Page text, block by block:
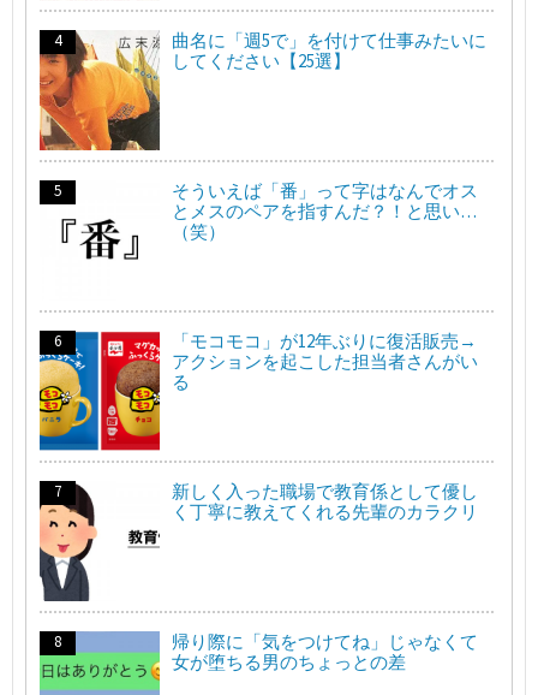
曲名に「週5で」を付けて仕事みたいに
してください【25選】
そういえば「番」って字はなんでオス
とメスのペアを指すんだ？！と思い…
（笑）
「モコモコ」が12年ぶりに復活販売→
アクションを起こした担当者さんがい
る
新しく入った職場で教育係として優し
く丁寧に教えてくれる先輩のカラクリ
帰り際に「気をつけてね」じゃなくて
女が堕ちる男のちょっとの差